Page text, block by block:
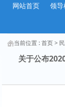
网站首页 领导
当前位置 :首页>
关于公布